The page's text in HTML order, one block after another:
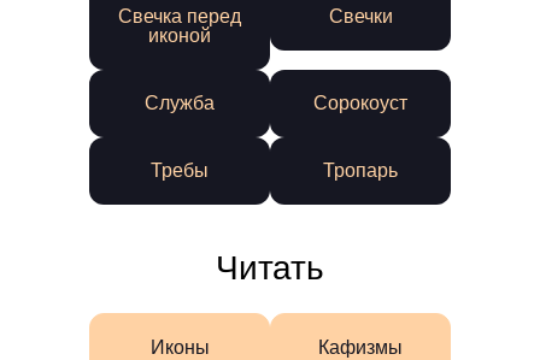
Свечка перед
иконой
Свечки
Служба Сорокоуст
Требы Тропарь
Читать
Иконы Кафизмы